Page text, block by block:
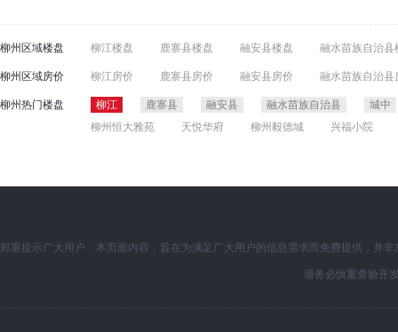
柳州区域楼盘 柳江楼盘 鹿寨县楼盘 融安县楼盘 融水苗族自治县
柳州区域房价 柳江房价 鹿寨县房价 融安县房价 融水苗族自治县
柳州热门楼盘 柳江 鹿寨县 融安县 融水苗族自治县
城中
柳州恒大雅苑
天悦华府 柳州毅德城 兴福小院
郑重提示广大用户：本页面内容，旨在为满足广大用户的信息需求而免费提供，并
请务必慎重查验开